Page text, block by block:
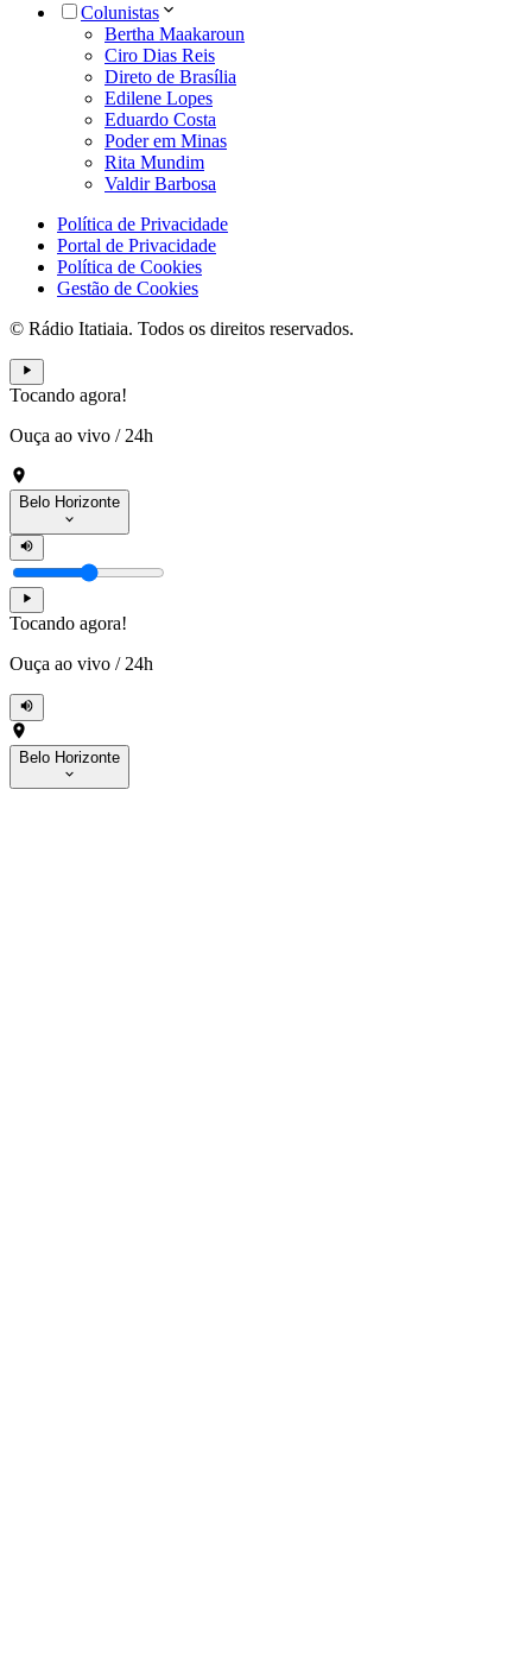
Colunistas
Bertha Maakaroun
Ciro Dias Reis
Direto de Brasília
Edilene Lopes
Eduardo Costa
Poder em Minas
Rita Mundim
Valdir Barbosa
Política de Privacidade
Portal de Privacidade
Política de Cookies
Gestão de Cookies
© Rádio Itatiaia. Todos os direitos reservados.
Tocando agora!
Ouça ao vivo / 24h
Belo Horizonte
Tocando agora!
Ouça ao vivo / 24h
Belo Horizonte